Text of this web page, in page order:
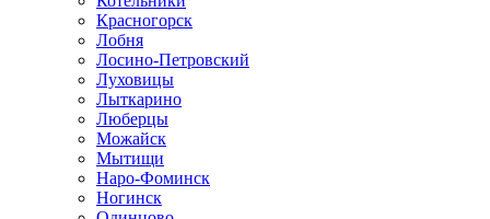
Красногорск
Лобня
Лосино-Петровский
Луховицы
Лыткарино
Люберцы
Можайск
Мытищи
Наро-Фоминск
Ногинск